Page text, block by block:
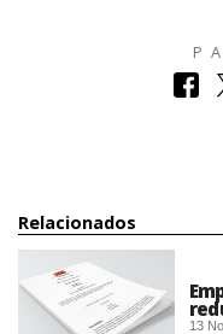
Relacionados
13